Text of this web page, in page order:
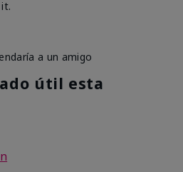
a un amigo
útil esta